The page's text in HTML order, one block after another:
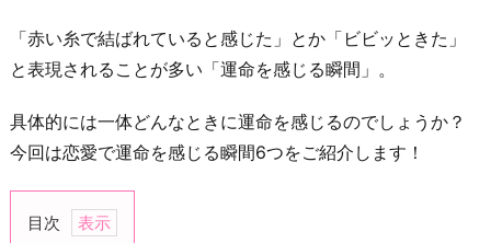
「赤い糸で結ばれていると感じた」とか「ビビッときた」
と表現されることが多い「運命を感じる瞬間」。
具体的には一体どんなときに運命を感じるのでしょうか？
今回は恋愛で運命を感じる瞬間6つをご紹介します！
目次